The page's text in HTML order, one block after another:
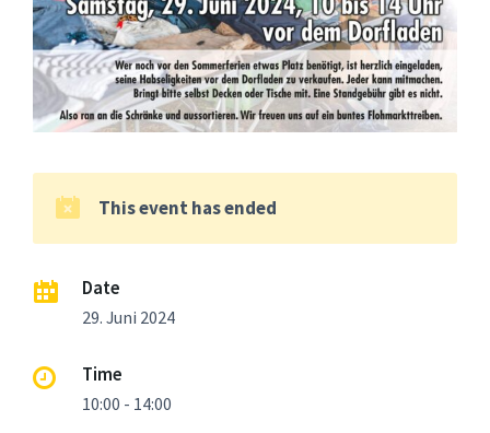
This event has ended
Date
29. Juni 2024
Time
10:00 - 14:00